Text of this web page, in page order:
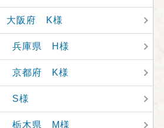
大阪府 K様
兵庫県 H様
京都府 K様
S様
栃木県 M様